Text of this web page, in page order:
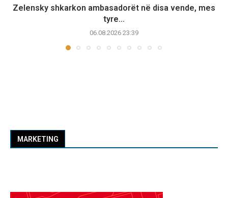
Zelensky shkarkon ambasadorët në disa vende, mes
tyre...
06.08.2026 23:39
MARKETING